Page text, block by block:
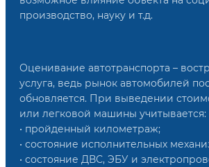
производство, науку и т.д.
Оценивание автотранспорта –
услуга, ведь рынок автомобилей
обновляется. При выведении
или легковой машины учитывается:
• пройденный километраж;
• состояние исполнительных
• состояние ДВС, ЭБУ и